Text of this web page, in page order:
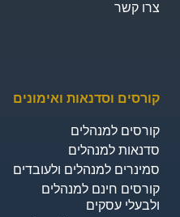
צרו קשר
קורסים וסדנאות ואימונים
קורסים למנהלים
סדנאות למנהלים
סמינרים למנהלים ולעובדים
קורסים חינם למנהלים
ולבעלי עסקים